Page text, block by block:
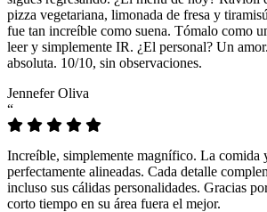
pizza vegetariana, limonada de fresa y
fue tan increíble como suena. Tómalo como
leer y simplemente IR. ¿El personal? Un
absoluta. 10/10, sin observaciones.
Jennefer Oliva
“
Increíble, simplemente magnífico. La comida
perfectamente alineadas. Cada detalle
incluso sus cálidas personalidades. Gracias
corto tiempo en su área fuera el mejor.